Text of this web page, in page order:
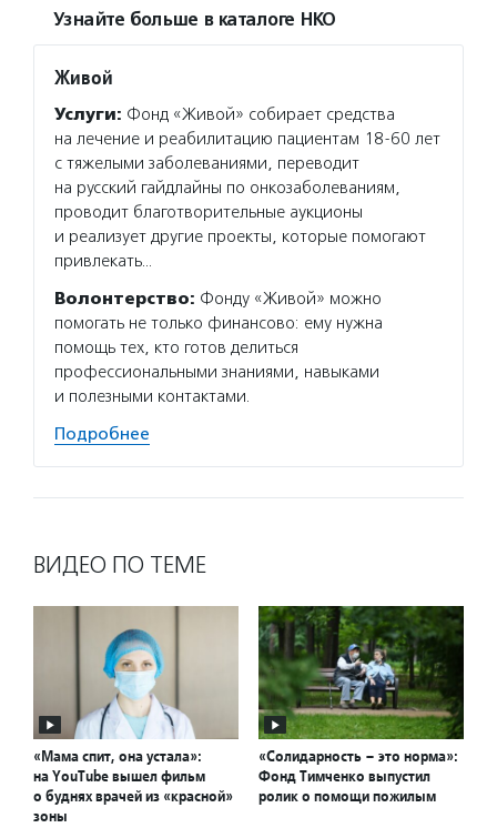
Узнайте больше в каталоге НКО
Живой
Услуги: Фонд «Живой» собирает средства
на лечение и реабилитацию пациентам 18-60 лет
с тяжелыми заболеваниями, переводит
на русский гайдлайны по онкозаболеваниям,
проводит благотворительные аукционы
и реализует другие проекты, которые помогают
привлекать…
Волонтерство: Фонду «Живой» можно
помогать не только финансово: ему нужна
помощь тех, кто готов делиться
профессиональными знаниями, навыками
и полезными контактами.
Подробнее
ВИДЕО ПО ТЕМЕ
«Мама спит, она устала»:
на YouTube вышел фильм
о буднях врачей из «красной»
зоны
«Солидарность – это норма»:
Фонд Тимченко выпустил
ролик о помощи пожилым